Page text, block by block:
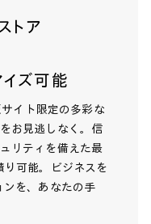
トア
ズ可能
イト限定の多彩な
お見逃しなく。信
リティを備えた最
可能。ビジネスを
を、あなたの手